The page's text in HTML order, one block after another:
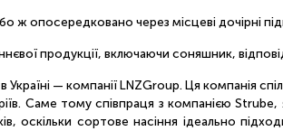
опосередковано через місцеві дочірні
продукції, включаючи соняшник,
— компанії LNZGroup. Ця компанія
Саме тому співпраця з компанією Strube,
оскільки сортове насіння ідеально